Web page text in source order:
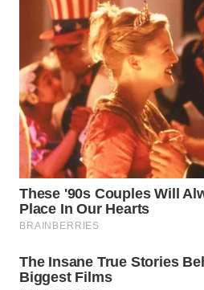
WN
BEKASI
WN
BOGOR
WN
DEPOK
TAPANULI
UTARA
WN
SAMOSIR